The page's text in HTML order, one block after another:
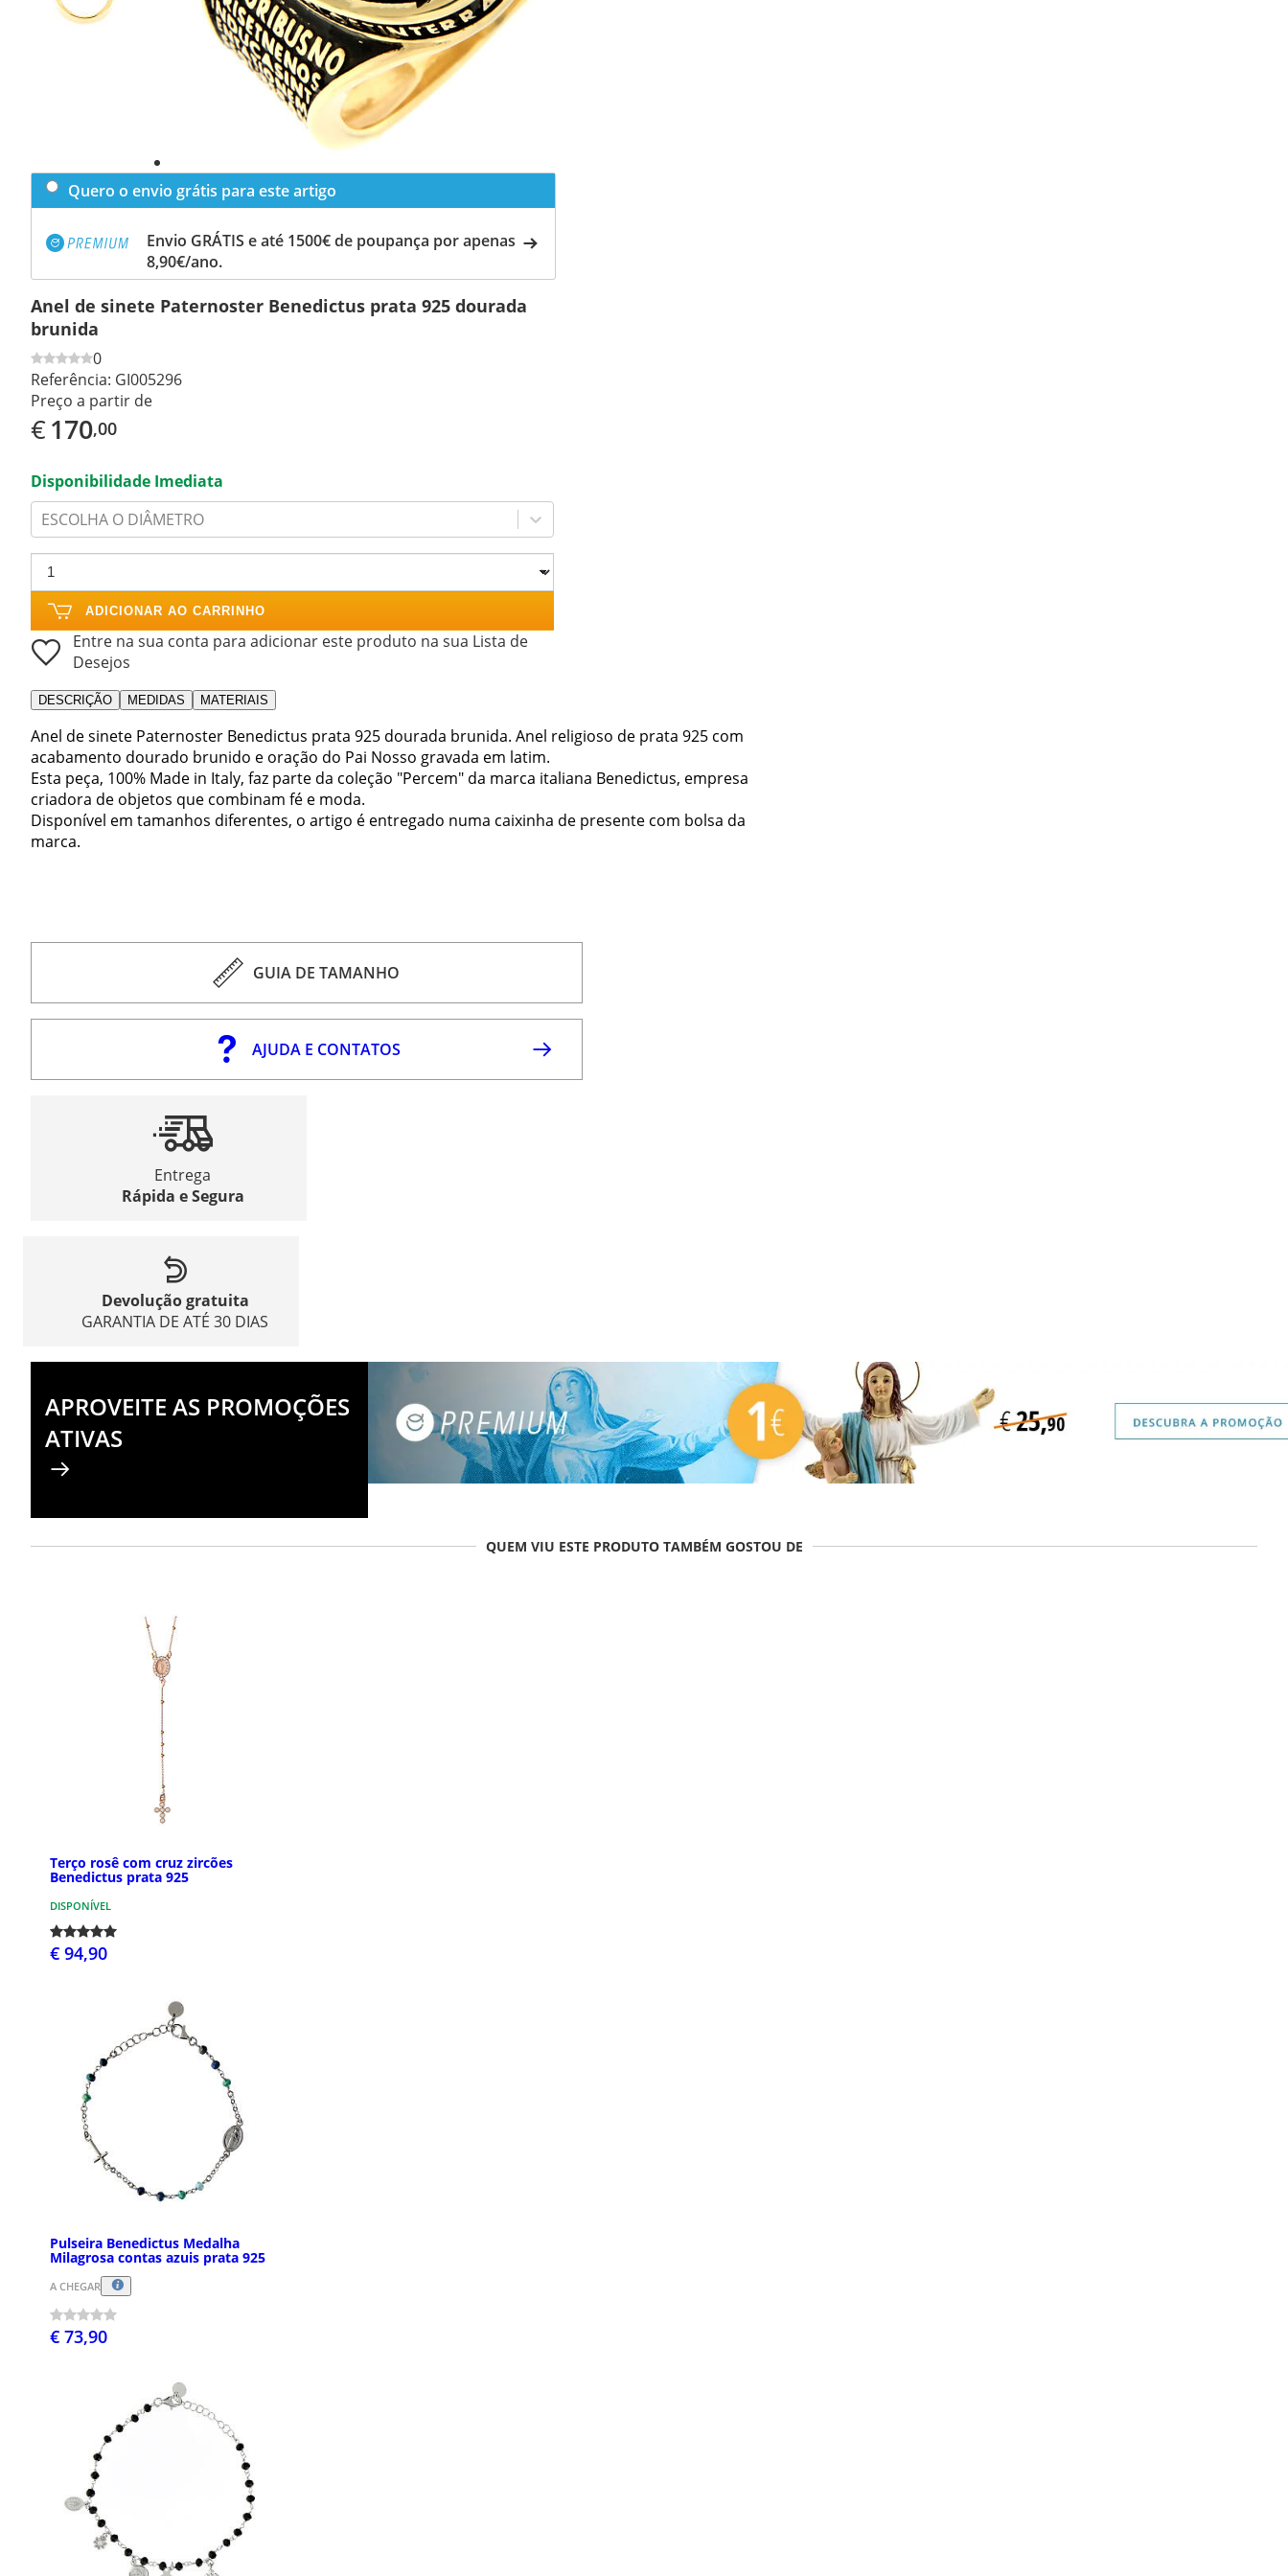
Quero o envio grátis para este artigo
Envio GRÁTIS e até 1500€ de poupança por apenas
8,90€/ano.
Anel de sinete Paternoster Benedictus prata 925 dourada
brunida
0
Referência: GI005296
Preço a partir de
€170,00
Disponibilidade Imediata
ESCOLHA O DIÂMETRO
ADICIONAR AO CARRINHO
Entre na sua conta para adicionar este produto na sua Lista de
Desejos
DESCRIÇÃO MEDIDAS MATERIAIS
Anel de sinete Paternoster Benedictus prata 925 dourada brunida. Anel religioso de prata 925 com
acabamento dourado brunido e oração do Pai Nosso gravada em latim.
Esta peça, 100% Made in Italy, faz parte da coleção "Percem" da marca italiana Benedictus, empresa
criadora de objetos que combinam fé e moda.
Disponível em tamanhos diferentes, o artigo é entregado numa caixinha de presente com bolsa da
marca.
GUIA DE TAMANHO
AJUDA E CONTATOS
Entrega
Rápida e Segura
Devolução gratuita
GARANTIA DE ATÉ 30 DIAS
APROVEITE AS PROMOÇÕES
ATIVAS
QUEM VIU ESTE PRODUTO TAMBÉM GOSTOU DE
Terço rosê com cruz zircões
Benedictus prata 925
DISPONÍVEL
€ 94,90
Pulseira Benedictus Medalha
Milagrosa contas azuis prata 925
A CHEGAR
€ 73,90